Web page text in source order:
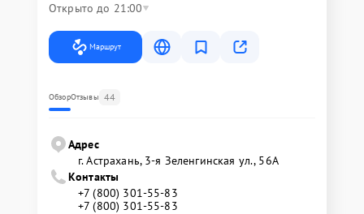
Открыто до 21:00
Маршрут
ОбзорОтзывы 44
Адрес
г. Астрахань, 3-я Зеленгинская ул., 56А
Контакты
+7 (800) 301-55-83
+7 (800) 301-55-83